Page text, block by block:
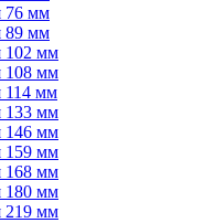
76 мм
89 мм
102 мм
108 мм
114 мм
133 мм
146 мм
159 мм
168 мм
180 мм
219 мм